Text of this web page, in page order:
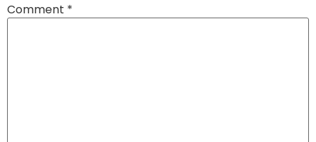
Comment *